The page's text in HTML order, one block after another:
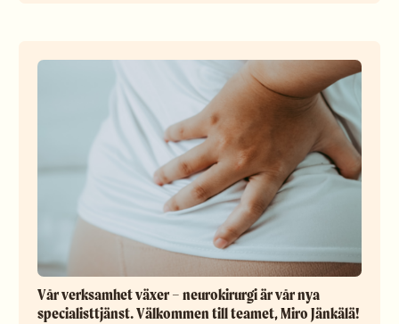
Vår verksamhet växer – neurokirurgi är vår nya
specialisttjänst. Välkommen till teamet, Miro Jänkälä!